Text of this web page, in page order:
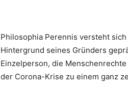
Philosophia Perennis versteht
Hintergrund seines Gründers
Einzelperson, die
der Corona-Krise zu einem ganz